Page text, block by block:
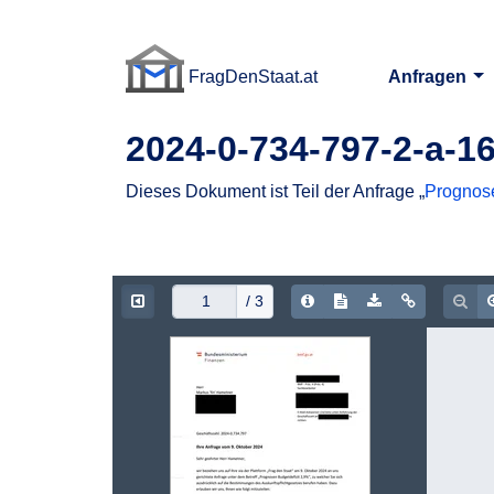
FragDenStaat.at
Anfragen
2024-0-734-797-2-a-
Dieses Dokument ist Teil der Anfrage „
/ 3 Document Info
Show/hide Text
Download PDF
Copy